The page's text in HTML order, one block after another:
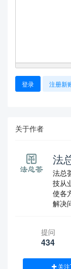
登录 注册新
关于作者
法
法总
技从
使各
解决
提问
434
关